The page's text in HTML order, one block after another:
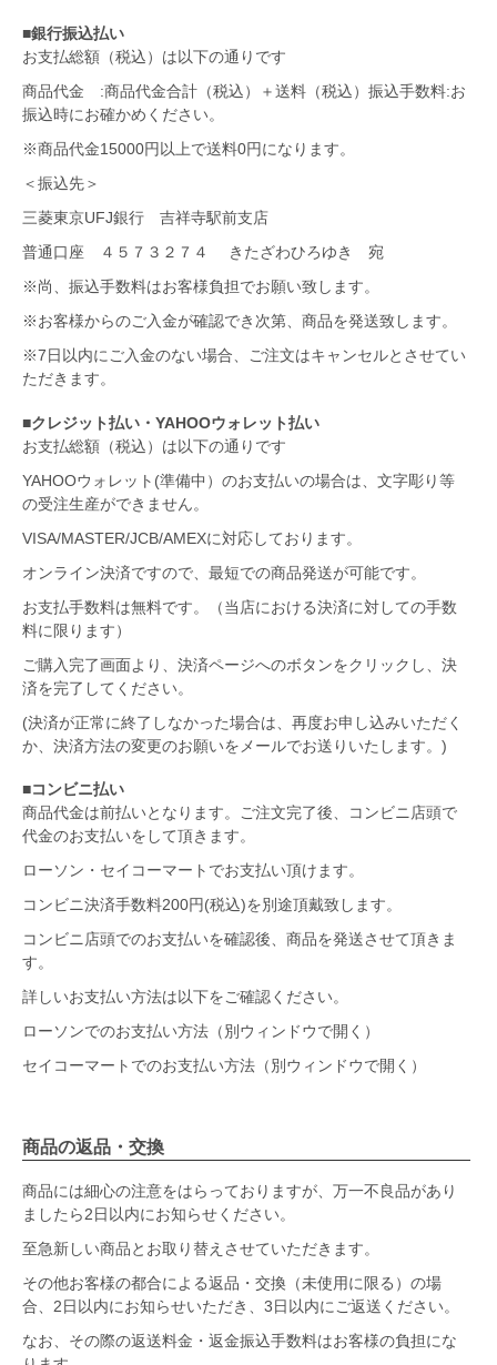
■銀行振込払い
お支払総額（税込）は以下の通りです
商品代金 :商品代金合計（税込）＋送料（税込）振込手数料:お
振込時にお確かめください。
※商品代金15000円以上で送料0円になります。
＜振込先＞
三菱東京UFJ銀行 吉祥寺駅前支店
普通口座 ４５７３２７４ きたざわひろゆき 宛
※尚、振込手数料はお客様負担でお願い致します。
※お客様からのご入金が確認でき次第、商品を発送致します。
※7日以内にご入金のない場合、ご注文はキャンセルとさせてい
ただきます。
■クレジット払い・YAHOOウォレット払い
お支払総額（税込）は以下の通りです
YAHOOウォレット(準備中）のお支払いの場合は、文字彫り等
の受注生産ができません。
VISA/MASTER/JCB/AMEXに対応しております。
オンライン決済ですので、最短での商品発送が可能です。
お支払手数料は無料です。（当店における決済に対しての手数
料に限ります）
ご購入完了画面より、決済ページへのボタンをクリックし、決
済を完了してください。
(決済が正常に終了しなかった場合は、再度お申し込みいただく
か、決済方法の変更のお願いをメールでお送りいたします。)
■コンビニ払い
商品代金は前払いとなります。ご注文完了後、コンビニ店頭で
代金のお支払いをして頂きます。
ローソン・セイコーマートでお支払い頂けます。
コンビニ決済手数料200円(税込)を別途頂戴致します。
コンビニ店頭でのお支払いを確認後、商品を発送させて頂きま
す。
詳しいお支払い方法は以下をご確認ください。
ローソンでのお支払い方法（別ウィンドウで開く）
セイコーマートでのお支払い方法（別ウィンドウで開く）
商品の返品・交換
商品には細心の注意をはらっておりますが、万一不良品があり
ましたら2日以内にお知らせください。
至急新しい商品とお取り替えさせていただきます。
その他お客様の都合による返品・交換（未使用に限る）の場
合、2日以内にお知らせいただき、3日以内にご返送ください。
なお、その際の返送料金・返金振込手数料はお客様の負担にな